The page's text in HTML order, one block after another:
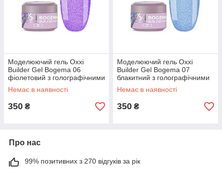
Моделюючий гель Oxxi
Builder Gel Bogema 06
фіолетовий з голографічними
блискітками, 15 мл
Немає в наявності
350 ₴
Моделюючий гель Oxxi
Builder Gel Bogema 07
блакитний з голографічними
блискітками, 15 мл
Немає в наявності
350 ₴
Про нас
99% позитивних з 270 відгуків за рік